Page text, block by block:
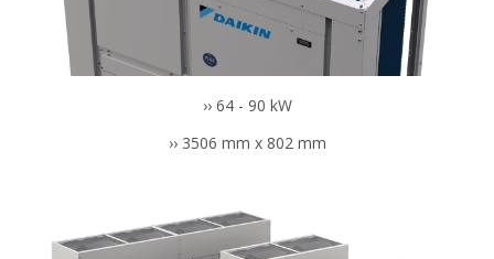
›› 64 - 90 kW
›› 3506 mm x 802 mm